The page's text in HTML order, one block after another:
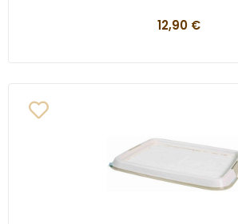
12,90 €